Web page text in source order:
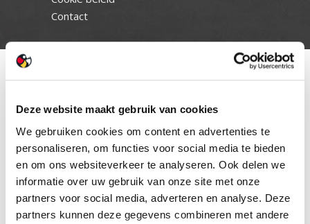
Deze website maakt gebruik van cookies
We gebruiken cookies om content en advertenties te
personaliseren, om functies voor social media te bieden
en om ons websiteverkeer te analyseren. Ook delen we
informatie over uw gebruik van onze site met onze
partners voor social media, adverteren en analyse. Deze
partners kunnen deze gegevens combineren met andere
Contact